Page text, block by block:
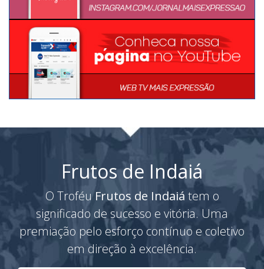
Frutos de Indaiá
O Troféu Frutos de Indaiá tem o
significado de sucesso e vitória. Uma
premiação pelo esforço contínuo e coletivo
em direção à excelência.